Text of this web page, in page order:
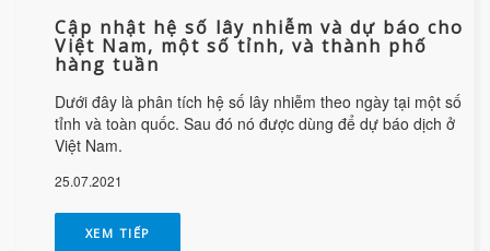
Cập nhật hệ số lây nhiễm và dự báo cho
Việt Nam, một số tỉnh, và thành phố
hàng tuần
Dưới đây là phân tích hệ số lây nhiễm theo ngày tại một số
tỉnh và toàn quốc. Sau đó nó được dùng để dự báo dịch ở
Việt Nam.
25.07.2021
XEM TIẾP